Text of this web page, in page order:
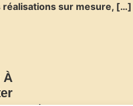
réalisations sur mesure, […]
À